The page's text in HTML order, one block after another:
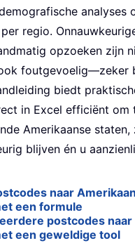
analyses
regio.
opzoeken zijn
foutgevoelig—zeker
biedt
in Excel efficiënt om
Amerikaanse
blijven én u
naar
een formule
postcodes naar
een geweldige tool